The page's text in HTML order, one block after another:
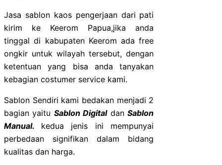
Jasa sablon kaos pengerjaan dari pati
kirim ke Keerom Papua,jika anda
tinggal di kabupaten Keerom ada free
ongkir untuk wilayah tersebut, dengan
ketentuan yang bisa anda tanyakan
kebagian costumer service kami.
Sablon Sendiri kami bedakan menjadi 2
bagian yaitu Sablon DigitaldanSablon
Manual. kedua jenis ini mempunyai
perbedaan signifikan dalam bidang
kualitas dan harga.